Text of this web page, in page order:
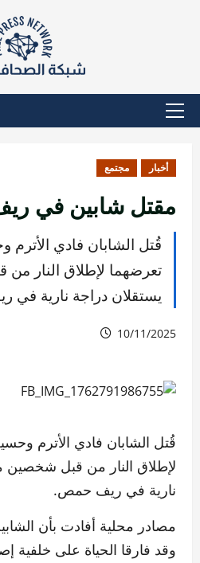
القائمة
أخبار مجتمع
مقتل شابين في
قُتل الشابان فادي
تعرضهما لإطلاق النار
يستقلان دراجة نارية
10/11/2025
قُتل الشابان فادي الأترم
لإطلاق النار من قبل شخصين
نارية في ريف حمص.
مصادر محلية أفادت بأن
وقد فارقا الحياة على خلفية